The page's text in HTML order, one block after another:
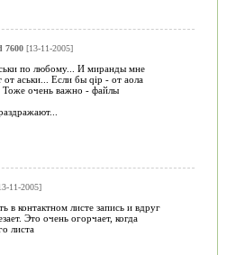
7600[13-11-2005]
по любому... И миранды мне
от аськи... Если бы qip - от аола
очень важно - файлы
11-2005]
в контактном листе запись и вдруг
Это очень огорчает, когда
листа